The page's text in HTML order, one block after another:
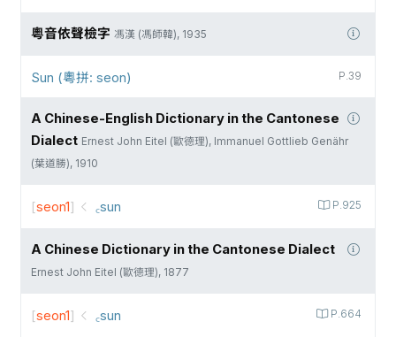
粵音依聲檢字 馮漢 (馮師韓), 1935
P.39
Sun (粵拼: seon)
A Chinese-English Dictionary in the Cantonese
Dialect Ernest John Eitel (歐德理), Immanuel Gottlieb Genähr
(葉道勝), 1910
P.925
[seon1] ꜀sun
A Chinese Dictionary in the Cantonese Dialect
Ernest John Eitel (歐德理), 1877
P.664
[seon1] ꜀sun